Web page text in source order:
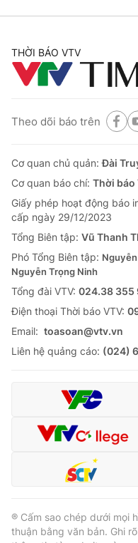
Góc doanh nghiệp
Truyền hình
Phim VTV
Hậu trường
Giải sao mai
Giải trí
Điện ảnh
Âm nhạc
Du lịch
Làm đẹp
Chất lượng cuộc sống
Tuyển sinh
Học trực tuyến
Công nghệ
Hitech Công nghệ
Sản phẩm
Thị trường
Tư vấn
Giao lưu trực tuyến
Lịch phát sóng
Chuyên mục khác
Emagazine
Video
VTV Money
VTV Sức khoẻ
THỜI BÁO VTV
Theo dõi báo trên
Cơ quan chủ quản:Đài
Cơ quan báo chí: Thời báo
Giấy phép hoạt động báo
cấp ngày 29/12/2023
Tổng Biên tập: Vũ Thanh
Phó Tổng Biên tập:
Nguyễn Trọng Ninh
Tổng đài VTV: 024.38 355
Ðiện thoại Thời báo VTV:
Email: toasoan@vtv.vn
Liên hệ quảng cáo: (024)
® Cấm sao chép dưới mọi
thuận bằng văn bản. Ghi